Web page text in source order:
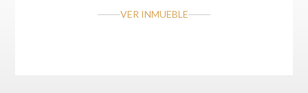
VER INMUEBLE